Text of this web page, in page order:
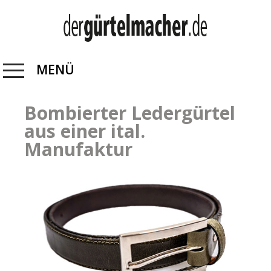
MENÜ
Bombierter Ledergürtel
aus einer ital.
Manufaktur